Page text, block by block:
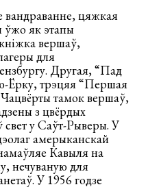
вандраванне, цяжкая
ўжо як этапы
вершаў,
для
Другая, “Пад
Ёрку, трэцяя “Першая
тамок вершаў,
з цвёрдых
у Саўт-Рыверы. У
амерыканскай
Кавыля на
нечуваную для
У 1956 годзе